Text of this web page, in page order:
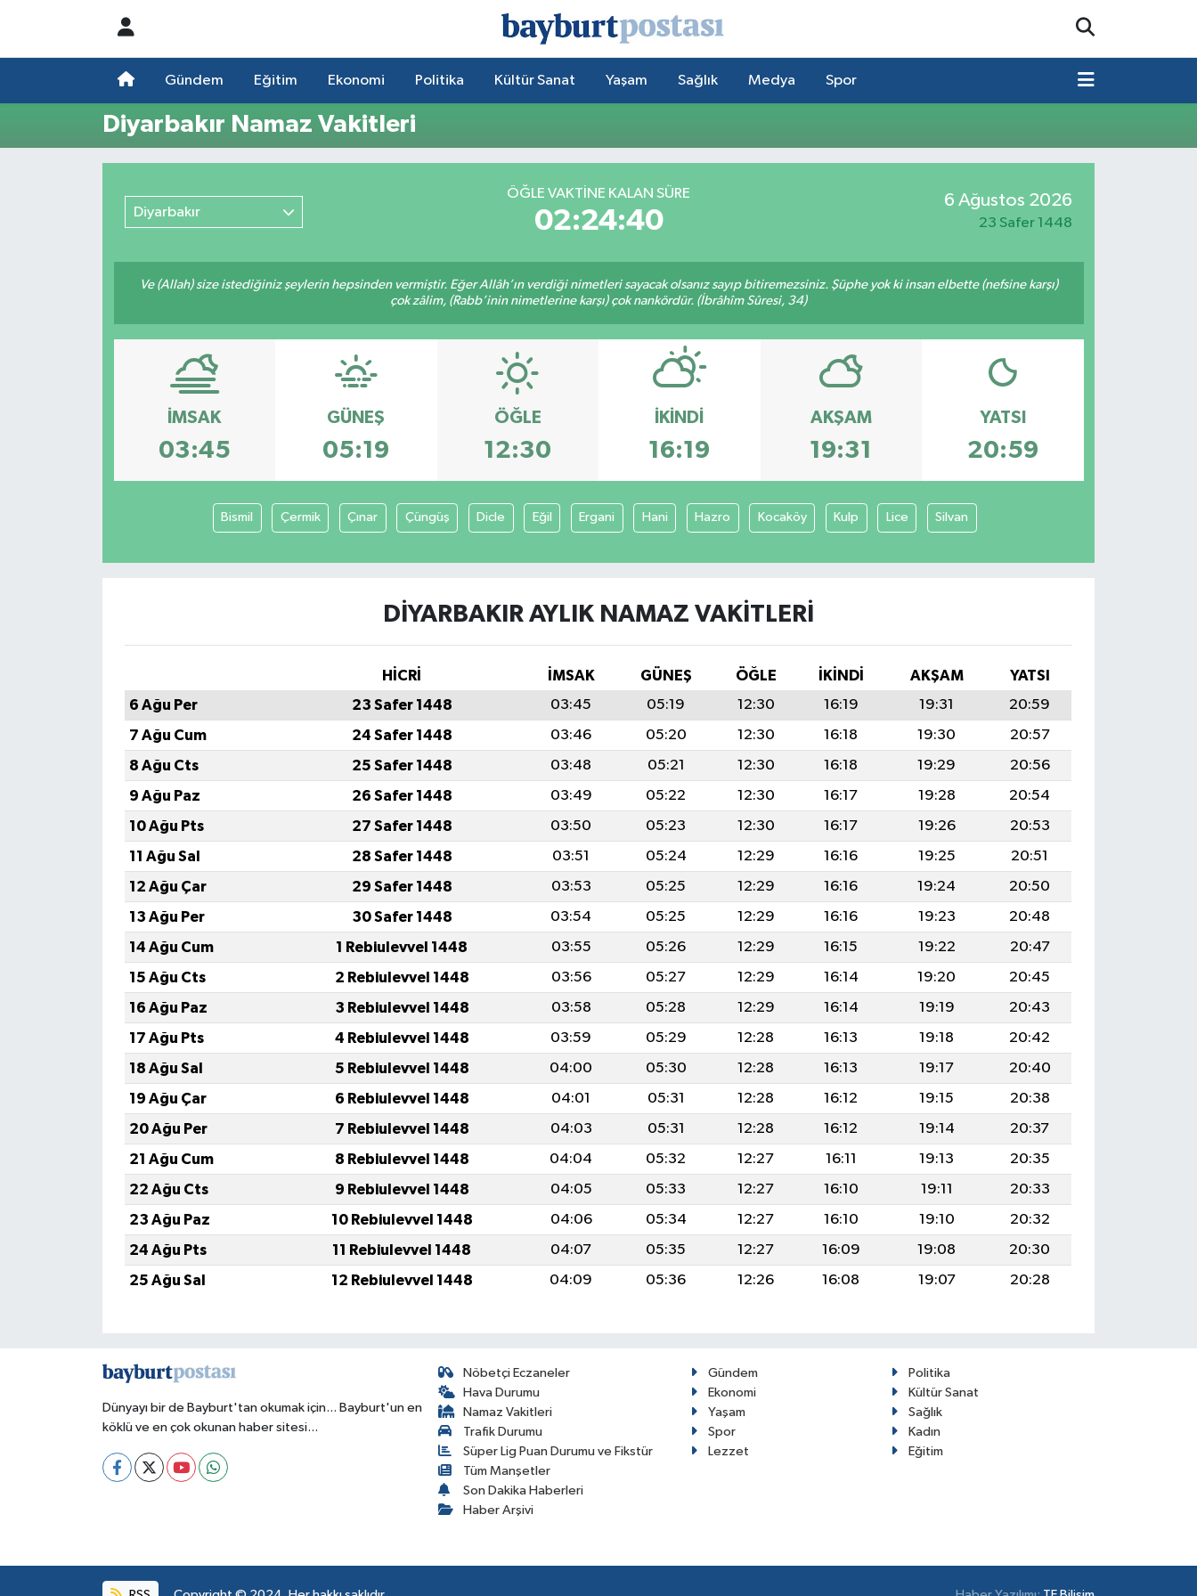
Gündem Eğitim Ekonomi Politika Kültür Sanat Yaşam Sağlık Medya Spor
Diyarbakır Namaz Vakitleri
Diyarbakır
ÖĞLE VAKTİNE KALAN SÜRE
02:24:40
6 Ağustos 2026
23 Safer 1448
Ve (Allah) size istediğiniz şeylerin hepsinden vermiştir. Eğer Allâh’ın verdiği nimetleri sayacak olsanız sayıp bitiremezsiniz. Şüphe yok ki insan elbette (nefsine karşı)
çok zâlim, (Rabb’inin nimetlerine karşı) çok nankördür. (İbrâhîm Sûresi, 34)
İMSAK
03:45
GÜNEŞ
05:19
ÖĞLE
12:30
İKINDI
16:19
AKŞAM
19:31
YATSI
20:59
Bismil Çermik Çınar Çüngüş Dicle Eğil Ergani Hani Hazro Kocaköy Kulp Lice Silvan
DIYARBAKIR AYLIK NAMAZ VAKITLERI
HİCRİ İMSAK GÜNEŞ ÖĞLE İKINDI AKŞAM
YATSI
6 Ağu Per
23 Safer 1448 03:45 05:19 12:30 16:19 19:31
20:59
7 Ağu Cum
24 Safer 1448 03:46 05:20 12:30 16:18 19:30
20:57
8 Ağu Cts
25 Safer 1448 03:48 05:21 12:30 16:18 19:29
20:56
9 Ağu Paz
26 Safer 1448 03:49 05:22 12:30 16:17 19:28
20:54
10 Ağu Pts
27 Safer 1448 03:50 05:23 12:30 16:17 19:26
20:53
11 Ağu Sal
28 Safer 1448 03:51 05:24 12:29 16:16 19:25
20:51
12 Ağu Çar
29 Safer 1448 03:53 05:25 12:29 16:16 19:24
20:50
13 Ağu Per
30 Safer 1448 03:54 05:25 12:29 16:16 19:23
20:48
14 Ağu Cum
1 Rebiulevvel 1448 03:55 05:26 12:29 16:15 19:22
20:47
15 Ağu Cts
2 Rebiulevvel 1448 03:56 05:27 12:29 16:14 19:20
20:45
16 Ağu Paz
3 Rebiulevvel 1448 03:58 05:28 12:29 16:14 19:19
20:43
17 Ağu Pts
4 Rebiulevvel 1448 03:59 05:29 12:28 16:13 19:18
20:42
18 Ağu Sal
5 Rebiulevvel 1448 04:00 05:30 12:28 16:13 19:17
20:40
19 Ağu Çar
6 Rebiulevvel 1448 04:01 05:31 12:28 16:12 19:15
20:38
20 Ağu Per
7 Rebiulevvel 1448 04:03 05:31 12:28 16:12 19:14
20:37
21 Ağu Cum
8 Rebiulevvel 1448 04:04 05:32 12:27 16:11 19:13
20:35
22 Ağu Cts
9 Rebiulevvel 1448 04:05 05:33 12:27 16:10 19:11
20:33
23 Ağu Paz
10 Rebiulevvel 1448 04:06 05:34 12:27 16:10 19:10
20:32
24 Ağu Pts
11 Rebiulevvel 1448 04:07 05:35 12:27 16:09 19:08
20:30
25 Ağu Sal
12 Rebiulevvel 1448 04:09 05:36 12:26 16:08 19:07 20:28
Dünyayı bir de Bayburt'tan okumak için... Bayburt'un en
köklü ve en çok okunan haber sitesi...
Nöbetçi Eczaneler
Hava Durumu
Namaz Vakitleri
Trafik Durumu
Süper Lig Puan Durumu ve Fikstür
Tüm Manşetler
Son Dakika Haberleri
Haber Arşivi
Gündem
Politika
Ekonomi
Kültür Sanat
Yaşam
Sağlık
Spor
Kadın
Lezzet
Eğitim
Hava Durumu
Trafik Durumu
Son Dakika Haberleri